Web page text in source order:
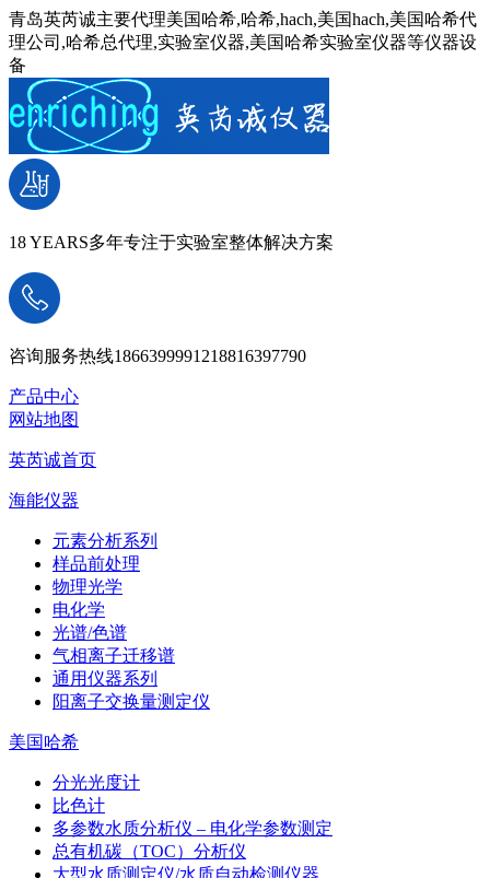
青岛英芮诚主要代理美国哈希,哈希,hach,美国hach,美国哈希代
理公司,哈希总代理,实验室仪器,美国哈希实验室仪器等仪器设
备
18 YEARS多年专注于实验室整体解决方案
咨询服务热线1866399991218816397790
产品中心
网站地图
英芮诚首页
海能仪器
元素分析系列
样品前处理
物理光学
电化学
光谱/色谱
气相离子迁移谱
通用仪器系列
阳离子交换量测定仪
美国哈希
分光光度计
比色计
多参数水质分析仪 – 电化学参数测定
总有机碳（TOC）分析仪
大型水质测定仪/水质自动检测仪器